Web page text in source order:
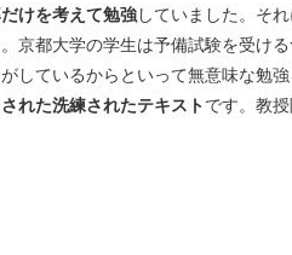
けを考えて勉強していました。そ
京都大学の学生は予備試験を受け
しているからといって無意味な勉
れた洗練されたテキストです。教